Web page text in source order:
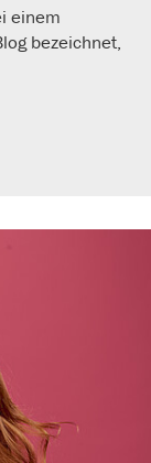
einem
bezeichnet,